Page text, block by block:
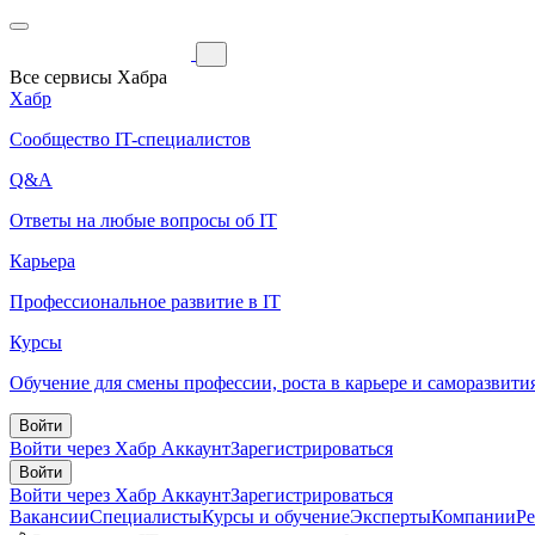
Все сервисы Хабра
Хабр
Сообщество IT-специалистов
Q&A
Ответы на любые вопросы об IT
Карьера
Профессиональное развитие в IT
Курсы
Обучение для смены профессии, роста в карьере и
Войти
Войти через Хабр АккаунтЗарегистрироваться
Войти
Войти через Хабр АккаунтЗарегистрироваться
ВакансииСпециалистыКурсы и обучениеЭкспертыКомпании